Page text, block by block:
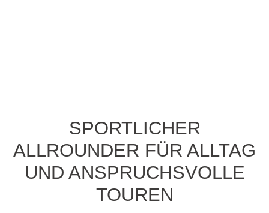
SPORTLICHER
ALLROUNDER FÜR ALLTAG
UND ANSPRUCHSVOLLE
TOUREN